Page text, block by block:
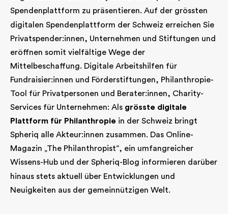
Spendenplattform zu präsentieren. Auf der grössten
digitalen Spendenplattform der Schweiz erreichen Sie
Privatspender:innen, Unternehmen und Stiftungen und
eröffnen somit vielfältige Wege der
Mittelbeschaffung. Digitale Arbeitshilfen für
Fundraisier:innen und Förderstiftungen, Philanthropie-
Tool für Privatpersonen und Berater:innen, Charity-
Services für Unternehmen: Als grösste digitale
Plattform für Philanthropie in der Schweiz bringt
Spheriq alle Akteur:innen zusammen. Das Online-
Magazin „The Philanthropist“, ein umfangreicher
Wissens-Hub und der Spheriq-Blog informieren darüber
hinaus stets aktuell über Entwicklungen und
Neuigkeiten aus der gemeinnützigen Welt.